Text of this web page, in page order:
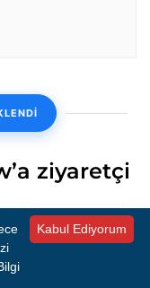
ziyaretçi
düzenlenen
ve sektör
Kabul Ediyorum